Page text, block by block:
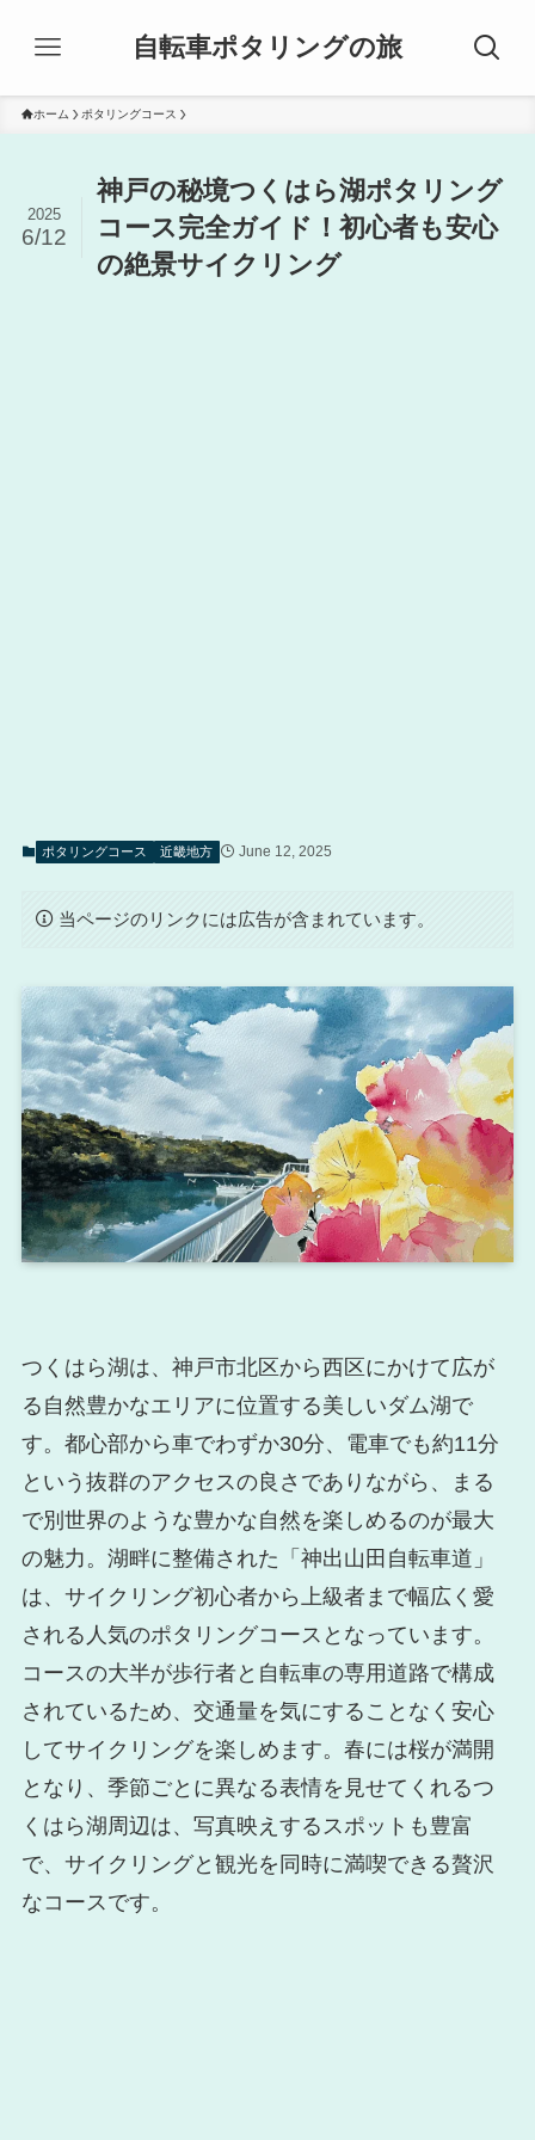
自転車ポタリングの旅
ホーム ポタリングコース
神戸の秘境つくはら湖ポタリング
コース完全ガイド！初心者も安心
の絶景サイクリング
2025
6/12
ポタリングコース 近畿地方 June 12, 2025
当ページのリンクには広告が含まれています。
つくはら湖は、神戸市北区から西区にかけて広が
る自然豊かなエリアに位置する美しいダム湖で
す。都心部から車でわずか30分、電車でも約11分
という抜群のアクセスの良さでありながら、まる
で別世界のような豊かな自然を楽しめるのが最大
の魅力。湖畔に整備された「神出山田自転車道」
は、サイクリング初心者から上級者まで幅広く愛
される人気のポタリングコースとなっています。
コースの大半が歩行者と自転車の専用道路で構成
されているため、交通量を気にすることなく安心
してサイクリングを楽しめます。春には桜が満開
となり、季節ごとに異なる表情を見せてくれるつ
くはら湖周辺は、写真映えするスポットも豊富
で、サイクリングと観光を同時に満喫できる贅沢
なコースです。